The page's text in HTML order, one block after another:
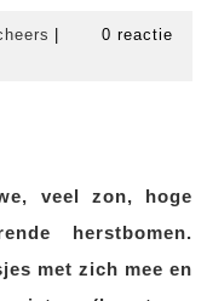
marieke0 reactie
veel zon, hoge
herstbomen.
met zich mee en